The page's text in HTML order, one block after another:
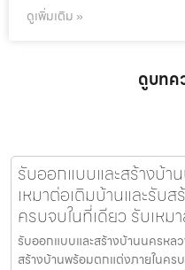
ดูเพิ่มเติม »
ดูบทค
รับออกแบบและสร้างบ้า
เหมาต่อเติมบ้านและรับ
ครบจบในที่เดียว รับเหม
รับออกแบบและสร้างบ้านนครหล
สร้างบ้านพร้อมตกแต่งภายในคร